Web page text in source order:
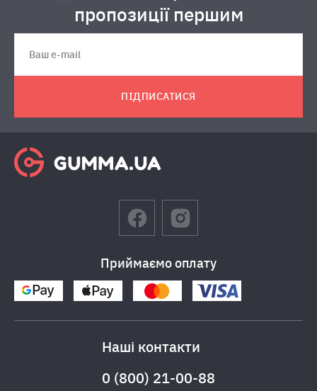
пропозиції першим
ПІДПИСАТИСЯ
Приймаємо оплату
Наші контакти
0 (800) 21-00-88